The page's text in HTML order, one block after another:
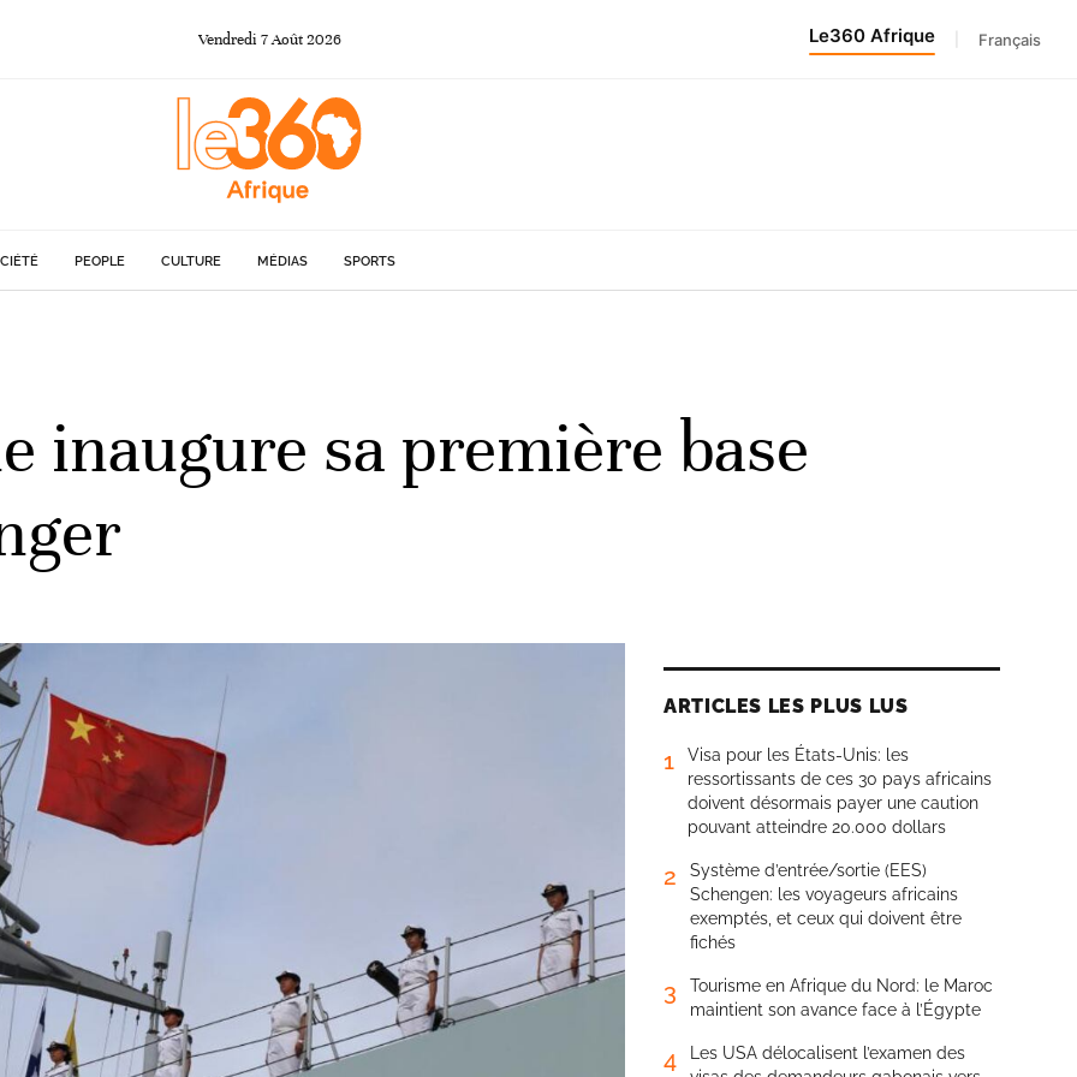
Vendredi 7Août 2026 Le360 Afrique Français
PEOPLE CULTURE MÉDIAS SPORTS
inaugure sa première base
ARTICLES LES PLUS LUS
1
Visa pour les États-Unis: les
ressortissants de ces 30 pays africains
doivent désormais payer une caution
pouvant atteindre 20.000 dollars
2
Système d’entrée/sortie (EES)
Schengen: les voyageurs africains
exemptés, et ceux qui doivent être
fichés
3
Tourisme en Afrique du Nord: le Maroc
maintient son avance face à l’Égypte
4
Les USA délocalisent l’examen des